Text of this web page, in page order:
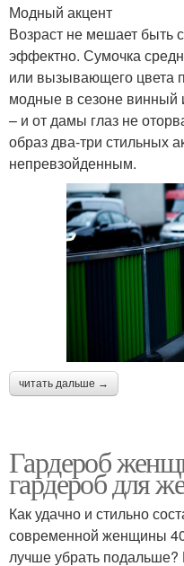
Модный акцент
Возраст не мешает быть
эффектно. Сумочка
или вызывающего цвета
модные в сезоне винный
– и от дамы глаз не
образ два-три стильных
непревзойденным.
читать дальше →
Гардероб
гардероб для
Как удачно и стильно
современной женщины
лучше убрать